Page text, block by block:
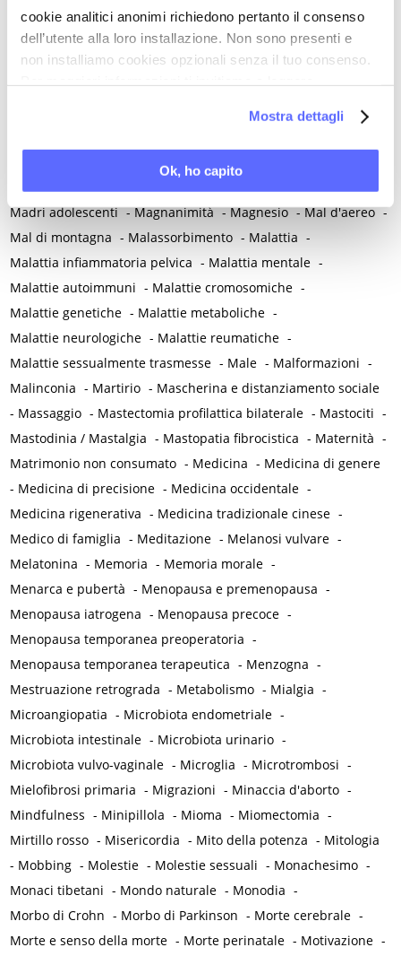
cookie analitici anonimi richiedono pertanto il consenso
dell’utente alla loro installazione. Non sono presenti e
non installiamo cookies opzionali senza il tuo consenso.
Mostra dettagli
Ok, ho capito
Laicità - Laparoscopia -Lassativi -Lattobacilli -Lavoro -
Leadership -Leggerezza -Legislazione -Legittima difesa
Lesione precancerosa -Letteratura -Leucemia mieloide -
Libertà -Libri e lettura -Lichen planus -Lichen sclerosus -
Linee guida cliniche -Linfedema
Lupus eritematoso sistemico
- Lutto
M
Madri adolescenti -Magnanimità -Magnesio -Mal d'aereo -
Mal di montagna - Malassorbimento - Malattia -
Malattia infiammatoria pelvica - Malattia mentale -
Malattie autoimmuni - Malattie cromosomiche -
Malattie genetiche - Malattie metaboliche -
Malattie neurologiche - Malattie reumatiche -
Malattie sessualmente trasmesse - Male - Malformazioni -
Malinconia - Martirio - Mascherina e distanziamento sociale
- Massaggio - Mastectomia profilattica bilaterale - Mastociti -
Mastodinia / Mastalgia - Mastopatia fibrocistica - Maternità -
Matrimonio non consumato - Medicina - Medicina di genere
- Medicina di precisione - Medicina occidentale -
Medicina rigenerativa - Medicina tradizionale cinese -
Medico di famiglia - Meditazione - Melanosi vulvare -
Melatonina - Memoria - Memoria morale -
Menarca e pubertà - Menopausa e premenopausa -
Menopausa iatrogena - Menopausa precoce -
Menopausa temporanea preoperatoria -
Menopausa temporanea terapeutica - Menzogna -
Mestruazione retrograda - Metabolismo - Mialgia -
Microangiopatia - Microbiota endometriale -
Microbiota intestinale - Microbiota urinario -
Microbiota vulvo-vaginale - Microglia - Microtrombosi -
Mielofibrosi primaria - Migrazioni - Minaccia d'aborto -
Mindfulness - Minipillola - Mioma - Miomectomia -
Mirtillo rosso - Misericordia - Mito della potenza - Mitologia
- Mobbing - Molestie - Molestie sessuali - Monachesimo -
Monaci tibetani - Mondo naturale - Monodia -
Morbo di Crohn - Morbo di Parkinson - Morte cerebrale -
Morte e senso della morte - Morte perinatale - Motivazione -